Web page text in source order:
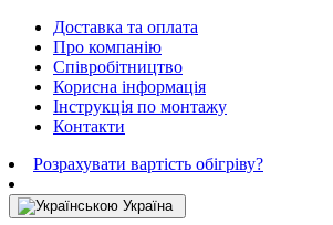
Доставка та оплата
Про компанію
Співробітництво
Корисна інформація
Інструкція по монтажу
Контакти
Розрахувати вартість обігріву?
Україна